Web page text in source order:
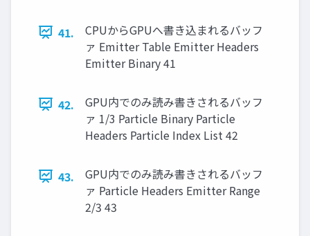
41.
CPUからGPUへ書き込まれるバッフ
ァ Emitter Table Emitter Headers
Emitter Binary 41
42.
GPU内でのみ読み書きされるバッフ
ァ 1/3 Particle Binary Particle
Headers Particle Index List 42
43.
GPU内でのみ読み書きされるバッフ
ァ Particle Headers Emitter Range
2/3 43